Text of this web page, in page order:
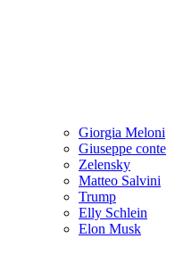
Giorgia Meloni
Giuseppe conte
Zelensky
Matteo Salvini
Trump
Elly Schlein
Elon Musk